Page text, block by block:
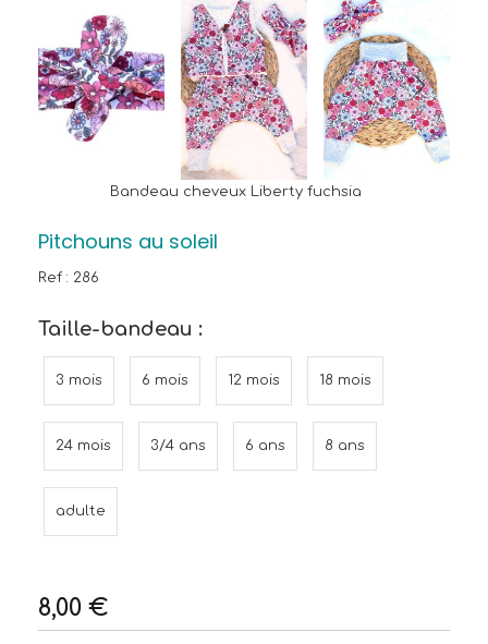
Bandeau cheveux Liberty fuchsia
Pitchouns au soleil
Ref : 286
Taille-bandeau :
3 mois 6 mois 12 mois 18 mois
24 mois 3/4 ans 6 ans 8 ans
adulte
8,00 €